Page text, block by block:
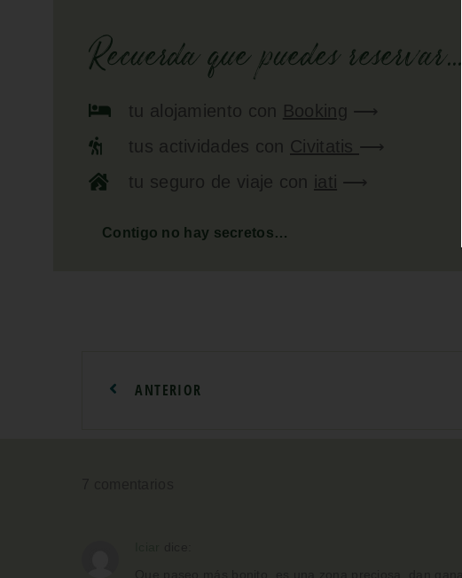
Recuerda que puedes reservar...
tu alojamiento con Booking ⟶
tus actividades con Civitatis ⟶
tu seguro de viaje con iati ⟶
Contigo no hay secretos…
ANTERIOR